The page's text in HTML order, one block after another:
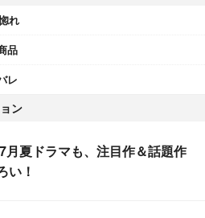
れ
品
レ
ン
月夏ドラマも、注目作＆話題作
い！